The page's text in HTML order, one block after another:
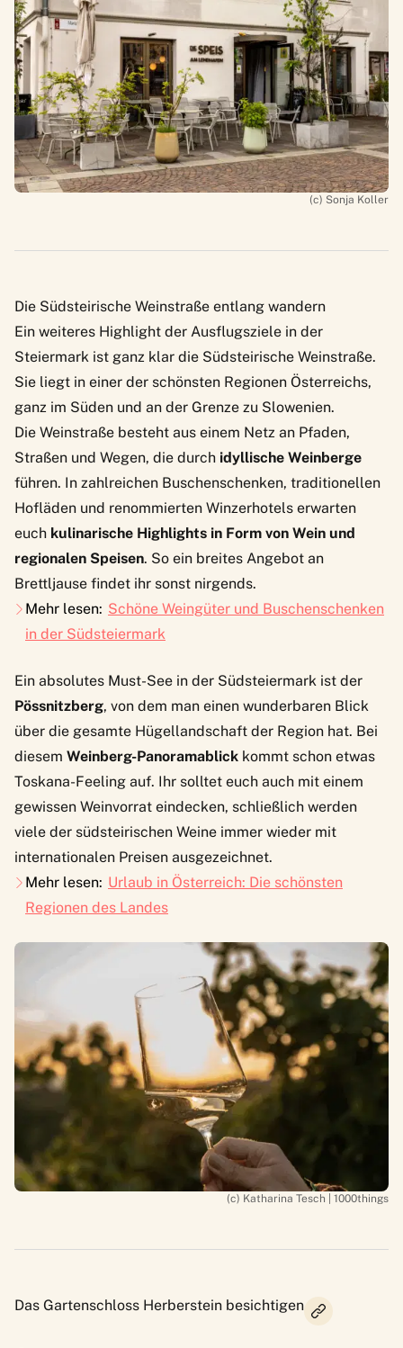
(c) Sonja Koller
Die Südsteirische Weinstraße entlang wandern
Ein weiteres Highlight der Ausflugsziele in der
Steiermark ist ganz klar die Südsteirische Weinstraße.
Sie liegt in einer der schönsten Regionen Österreichs,
ganz im Süden und an der Grenze zu Slowenien.
Die Weinstraße besteht aus einem Netz an Pfaden,
Straßen und Wegen, die durch idyllische Weinberge
führen. In zahlreichen Buschenschenken, traditionellen
Hofläden und renommierten Winzerhotels erwarten
euch kulinarische Highlights in Form von Wein und
regionalen Speisen. So ein breites Angebot an
Brettljause findet ihr sonst nirgends.
Mehr lesen: Schöne Weingüter und Buschenschenken
in der Südsteiermark
Ein absolutes Must-See in der Südsteiermark ist der
Pössnitzberg, von dem man einen wunderbaren Blick
über die gesamte Hügellandschaft der Region hat. Bei
diesem Weinberg-Panoramablick kommt schon etwas
Toskana-Feeling auf. Ihr solltet euch auch mit einem
gewissen Weinvorrat eindecken, schließlich werden
viele der südsteirischen Weine immer wieder mit
internationalen Preisen ausgezeichnet.
Mehr lesen: Urlaub in Österreich: Die schönsten
Regionen des Landes
(c) Katharina Tesch | 1000things
Das Gartenschloss Herberstein besichtigen